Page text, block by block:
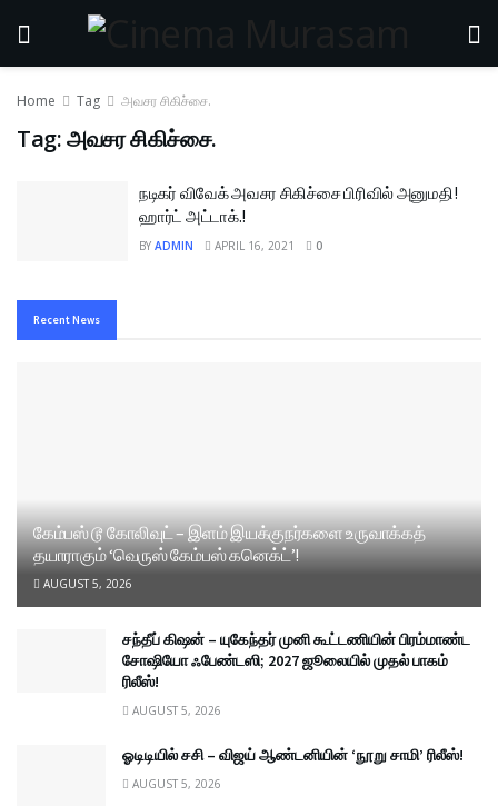
Home Tag அவசர சிகிச்சை.
Tag:அவசர சிகிச்சை.
நடிகர் விவேக் அவசர சிகிச்சை பிரிவில் அனுமதி!
ஹார்ட் அட்டாக்.!
BY ADMIN APRIL 16, 2021 0
Recent News
கேம்பஸ் டூ கோலிவுட் – இளம் இயக்குநர்களை உருவாக்கத்
தயாராகும் ‘வெருஸ் கேம்பஸ் கனெக்ட்’!
AUGUST 5, 2026
சந்தீப் கிஷன் – யுகேந்தர் முனி கூட்டணியின் பிரம்மாண்ட
சோஷியோ ஃபேண்டஸி; 2027 ஜூலையில் முதல் பாகம்
ரிலீஸ்!
AUGUST 5, 2026
ஓடிடியில் சசி – விஜய் ஆண்டனியின் ‘நூறு சாமி’ ரிலீஸ்!
AUGUST 5, 2026